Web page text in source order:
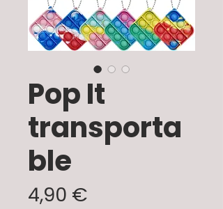
Pop It
transporta
ble
4,90 €